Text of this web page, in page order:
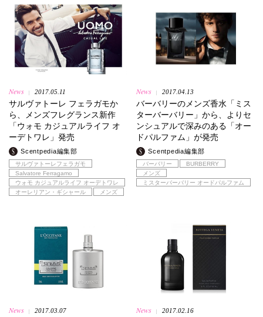
News 2017.05.11
サルヴァトーレ フェラガモか
ら、メンズフレグランス新作
「ウォモ カジュアルライフ オ
ーデトワレ」発売
Scentpedia編集部
サルヴァトーレフェラガモ
Salvatore Ferragamo
ウォモ カジュアルライフ オーデトワレ
オーレリアン・ギシャール
メンズ
News 2017.04.13
バーバリーのメンズ香水「ミス
ターバーバリー」から、よりセ
ンシュアルで深みのある「オー
ドパルファム」が発売
Scentpedia編集部
バーバリー
BURBERRY
メンズ
ミスターバーバリー オードパルファム
News 2017.03.07 News 2017.02.16